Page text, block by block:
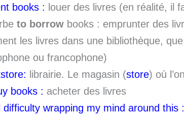
books : louer des livres (en réalité, il
to borrow books : emprunter des
les livres dans une bibliothèque,
ou francophone)
librairie. Le magasin (store) où
books : acheter des livres
difficulty wrapping my mind around this :